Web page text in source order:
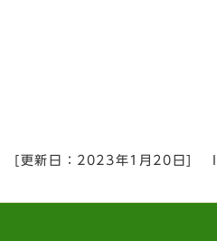
[更新日： 2023年1月20日